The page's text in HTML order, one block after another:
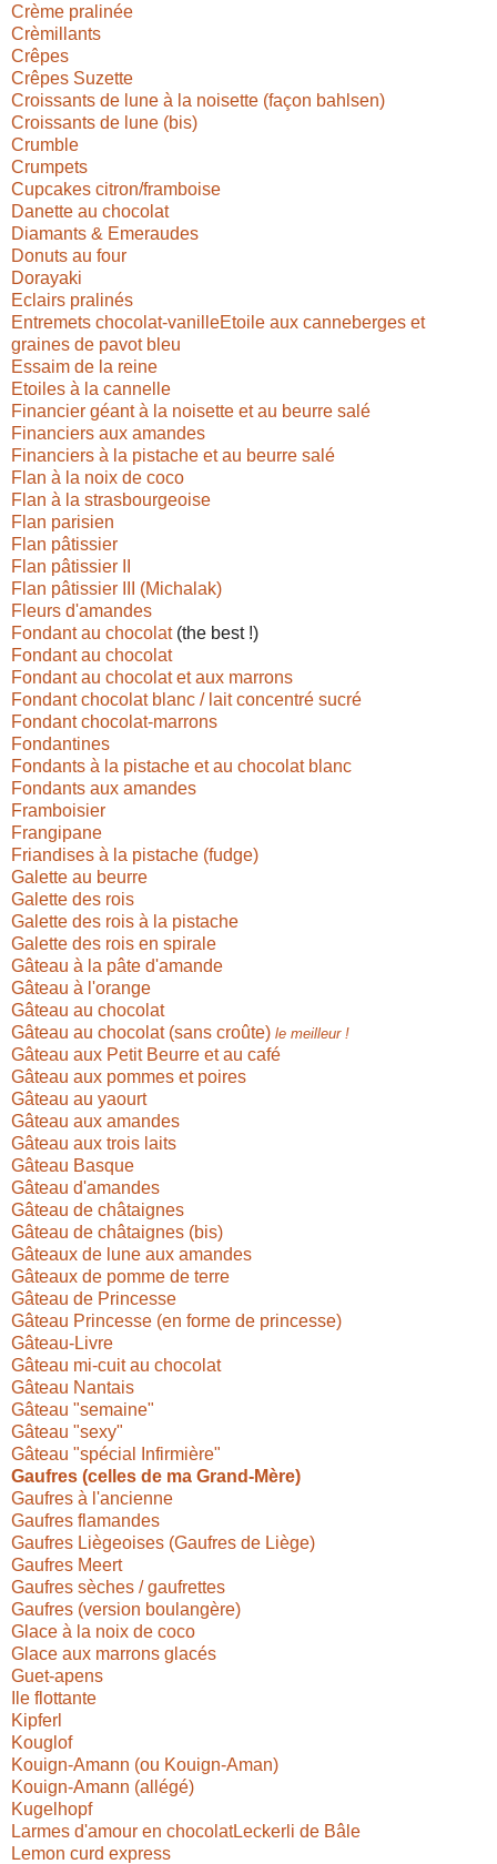
Crème pralinée
Crèmillants
Crêpes
Crêpes Suzette
Croissants de lune à la noisette (façon bahlsen)
Croissants de lune (bis)
Crumble
Crumpets
Cupcakes citron/framboise
Danette au chocolat
Diamants & Emeraudes
Donuts au four
Dorayaki
Eclairs pralinés
Entremets chocolat-vanilleEtoile aux canneberges et
graines de pavot bleu
Essaim de la reine
Etoiles à la cannelle
Financier géant à la noisette et au beurre salé
Financiers aux amandes
Financiers à la pistache et au beurre salé
Flan à la noix de coco
Flan à la strasbourgeoise
Flan parisien
Flan pâtissier
Flan pâtissier II
Flan pâtissier III (Michalak)
Fleurs d'amandes
Fondant au chocolat(the best !)
Fondant au chocolat
Fondant au chocolat et aux marrons
Fondant chocolat blanc / lait concentré sucré
Fondant chocolat-marrons
Fondantines
Fondants à la pistache et au chocolat blanc
Fondants aux amandes
Framboisier
Frangipane
Friandises à la pistache (fudge)
Galette au beurre
Galette des rois
Galette des rois à la pistache
Galette des rois en spirale
Gâteau à la pâte d'amande
Gâteau à l'orange
Gâteau au chocolat
Gâteau au chocolat (sans croûte) le meilleur !
Gâteau aux Petit Beurre et au café
Gâteau aux pommes et poires
Gâteau au yaourt
Gâteau aux amandes
Gâteau aux trois laits
Gâteau Basque
Gâteau d'amandes
Gâteau de châtaignes
Gâteau de châtaignes (bis)
Gâteaux de lune aux amandes
Gâteaux de pomme de terre
Gâteau de Princesse
Gâteau Princesse (en forme de princesse)
Gâteau-Livre
Gâteau mi-cuit au chocolat
Gâteau Nantais
Gâteau "semaine"
Gâteau "sexy"
Gâteau "spécial Infirmière"
Gaufres (celles de ma Grand-Mère)
Gaufres à l'ancienne
Gaufres flamandes
Gaufres Liègeoises (Gaufres de Liège)
Gaufres Meert
Gaufres sèches / gaufrettes
Gaufres (version boulangère)
Glace à la noix de coco
Glace aux marrons glacés
Guet-apens
Ile flottante
Kipferl
Kouglof
Kouign-Amann (ou Kouign-Aman)
Kouign-Amann (allégé)
Kugelhopf
Larmes d'amour en chocolatLeckerli de Bâle
Lemon curd express